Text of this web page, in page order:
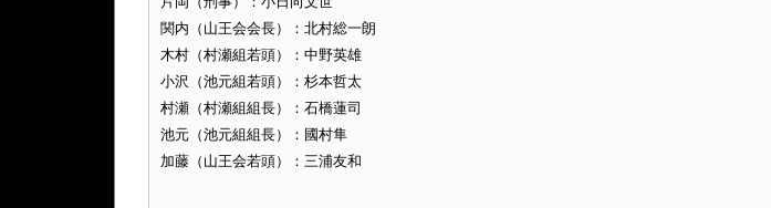
関内（山王会会長）：北村総一朗
木村（村瀬組若頭）：中野英雄
小沢（池元組若頭）：杉本哲太
村瀬（村瀬組組長）：石橋蓮司
池元（池元組組長）：國村隼
加藤（山王会若頭）：三浦友和